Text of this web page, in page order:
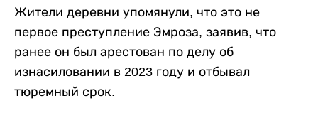
Жители деревни упомянули, что это не
первое преступление Эмроза, заявив, что
ранее он был арестован по делу об
изнасиловании в 2023 году и отбывал
тюремный срок.